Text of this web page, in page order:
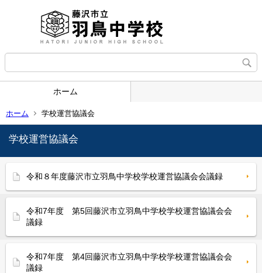
ホーム
ホーム 学校運営協議会
学校運営協議会
令和８年度藤沢市立羽鳥中学校学校運営協議会会議録
令和7年度 第5回藤沢市立羽鳥中学校学校運営協議会会
議録
令和7年度 第4回藤沢市立羽鳥中学校学校運営協議会会
議録